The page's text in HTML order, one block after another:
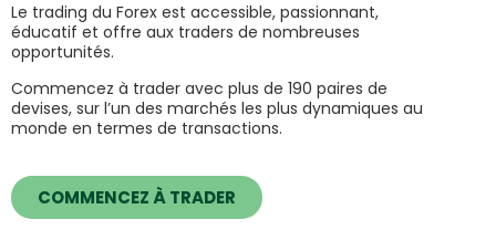
Le trading du Forex est accessible, passionnant,
éducatif et offre aux traders de nombreuses
opportunités.
Commencez à trader avec plus de 190 paires de
devises, sur l’un des marchés les plus dynamiques au
monde en termes de transactions.
COMMENCEZ À TRADER